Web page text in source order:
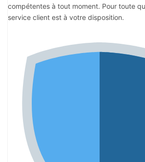
compétentes à tout moment. Pour toute
service client est à votre disposition.